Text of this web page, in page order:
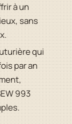
à un
sans
qui
par an
993